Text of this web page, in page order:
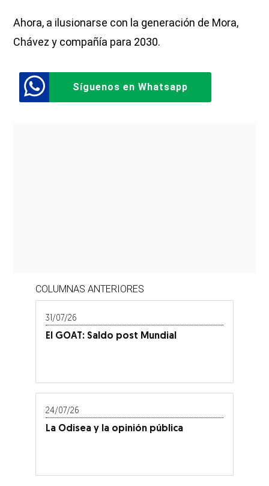
Ahora, a ilusionarse con la generación de Mora,
Chávez y compañía para 2030.
Síguenos en Whatsapp
COLUMNAS ANTERIORES
31/07/26
El GOAT: Saldo post Mundial
24/07/26
La Odisea y la opinión pública